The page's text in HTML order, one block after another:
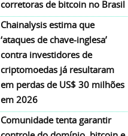
corretoras de bitcoin no Brasil
Chainalysis estima que
‘ataques de chave-inglesa’
contra investidores de
criptomoedas já resultaram
em perdas de US$ 30 milhões
em 2026
Comunidade tenta garantir